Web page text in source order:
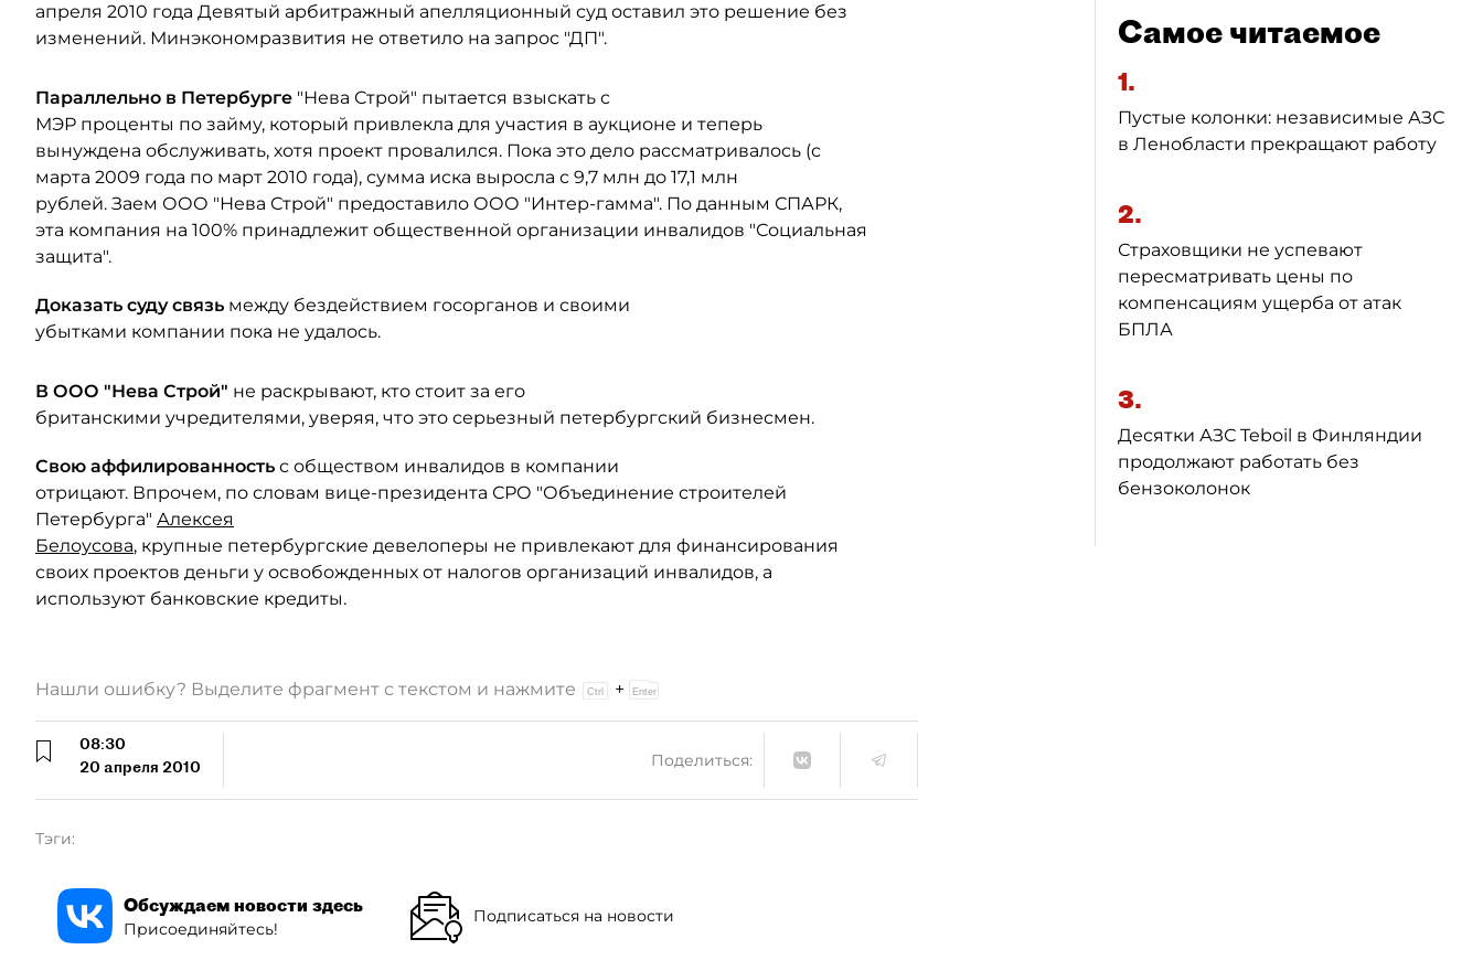
апреля 2010 года Девятый арбитражный апелляционный суд оставил это решение без
изменений. Минэкономразвития не ответило на запрос "ДП".
Параллельно в Петербурге "Нева Строй" пытается взыскать с
МЭР проценты по займу, который привлекла для участия в аукционе и теперь
вынуждена обслуживать, хотя проект провалился. Пока это дело рассматривалось (с
марта 2009 года по март 2010 года), сумма иска выросла с 9,7 млн до 17,1 млн
рублей. Заем ООО "Нева Строй" предоставило ООО "Интер-гамма". По данным СПАРК,
эта компания на 100% принадлежит общественной организации инвалидов "Социальная
защита".
Доказать суду связь между бездействием госорганов и своими
убытками компании пока не удалось.
В ООО "Нева Строй" не раскрывают, кто стоит за его
британскими учредителями, уверяя, что это серьезный петербургский бизнесмен.
Свою аффилированность с обществом инвалидов в компании
отрицают. Впрочем, по словам вице-президента СРО "Объединение строителей
Петербурга" Алексея
Белоусова, крупные петербургские девелоперы не привлекают для финансирования
своих проектов деньги у освобожденных от налогов организаций инвалидов, а
используют банковские кредиты.
Самое читаемое
1.
Пустые колонки: независимые АЗС
в Ленобласти прекращают работу
2.
Страховщики не успевают
пересматривать цены по
компенсациям ущерба от атак
БПЛА
3.
Десятки АЗС Teboil в Финляндии
продолжают работать без
бензоколонок
Нашли ошибку? Выделите фрагмент с текстом и нажмите +
08:30
20 апреля 2010
Поделиться:
Тэги:
Обсуждаем новости здесь
Присоединяйтесь!
Подписаться на новости